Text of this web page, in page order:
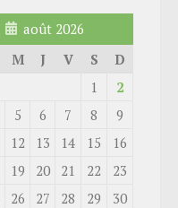
août 2026
M J V S
D
1
2
5 6 7 8
9
12 13 14 15
16
19 20 21 22
23
26 27 28 29
30